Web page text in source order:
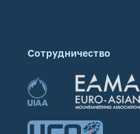
Сотрудничество